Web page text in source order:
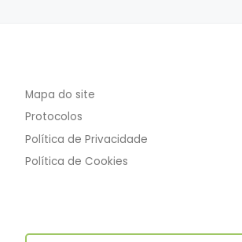
Mapa do site
Protocolos
Política de Privacidade
Política de Cookies